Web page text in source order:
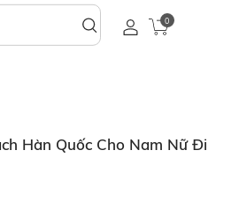
0
Hàn Quốc Cho Nam Nữ Đi